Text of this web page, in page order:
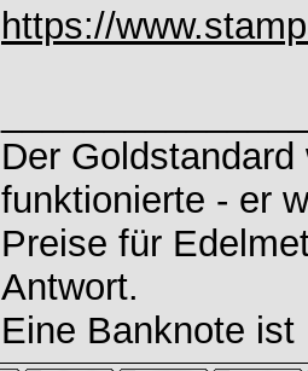
https://
Der
funktionierte - er
Preise für
Antwort.
Eine Banknote